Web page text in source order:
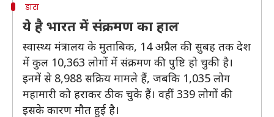
डाटा
ये है भारत में संक्रमण का हाल
स्वास्थ्य मंत्रालय के मुताबिक, 14 अप्रैल की सुबह तक देश
में कुल 10,363 लोगों में संक्रमण की पुष्टि हो चुकी है।
इनमें से 8,988 सक्रिय मामले हैं, जबकि 1,035 लोग
महामारी को हराकर ठीक चुके हैं। वहीं 339 लोगों की
इसके कारण मौत हुई है।